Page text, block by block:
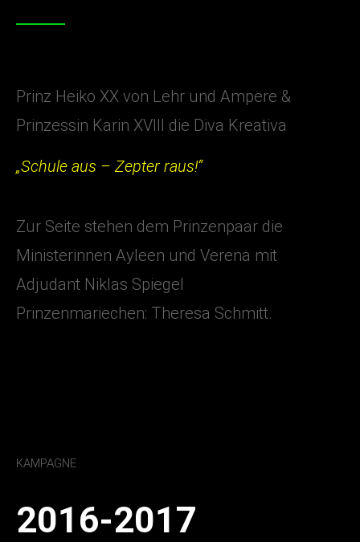
Prinz Heiko XX von Lehr und Ampere &
Prinzessin Karin XVIII die Diva Kreativa
„Schule aus – Zepter raus!“
Zur Seite stehen dem Prinzenpaar die
Ministerinnen Ayleen und Verena mit
Adjudant Niklas Spiegel
Prinzenmariechen: Theresa Schmitt.
KAMPAGNE
2016-2017